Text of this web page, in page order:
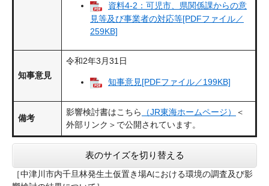
資料4-2：可児市、県関係課からの意
見等及び事業者の対応等[PDFファイル／
259KB]
知事意見
令和2年3月31日
知事意見[PDFファイル／199KB]
備考
影響検討書はこちら （JR東海ホームページ）
＜
外部リンク＞ で公開されています。
表のサイズを切り替える
［中津川市内千旦林発生土仮置き場Aにおける環境の調査及び影